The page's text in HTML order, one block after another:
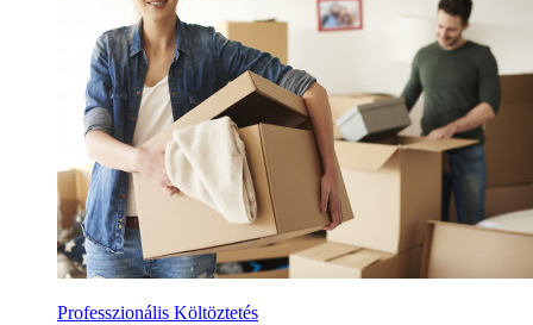
Professzionális Költöztetés